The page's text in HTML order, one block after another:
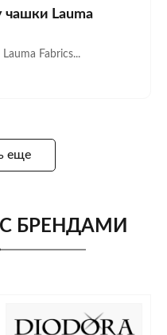
чашки Lauma
Fabrics...
еще
БРЕНДАМИ